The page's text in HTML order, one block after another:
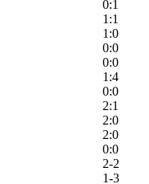
0:1
1:1
1:0
0:0
0:0
1:4
0:0
2:1
2:0
2:0
0:0
2-2
1-3